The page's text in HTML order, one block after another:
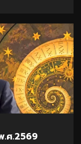
.ศ.2569